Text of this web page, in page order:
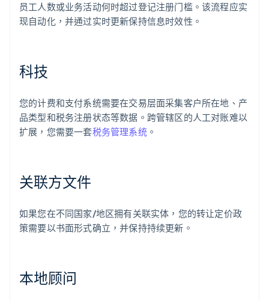
员工人数或业务活动何时超过登记注册门槛。该流程应实
现自动化，并通过实时更新保持信息时效性。
科技
您的计费和支付系统需要在交易层面采集客户所在地、产
品类型和税务注册状态等数据。跨管辖区的人工对账难以
扩展，您需要一套税务管理系统。
关联方文件
如果您在不同国家/地区拥有关联实体，您的转让定价政
策需要以书面形式确立，并保持持续更新。
本地顾问